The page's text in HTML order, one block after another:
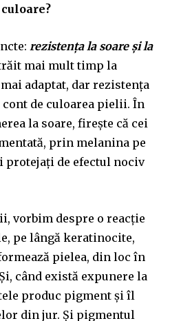
rezistența la soare și la
mai mult timp la
adaptat, dar rezistența
de culoarea pielii. În
la soare, firește că cei
prin melanina pe
protejați de efectul nociv
vorbim despre o reacție
pe lângă keratinocite,
pielea, din loc în
când există expunere la
produc pigment și îl
din jur. Și pigmentul